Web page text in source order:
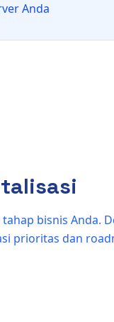
Anda
bisnis Anda.
prioritas dan